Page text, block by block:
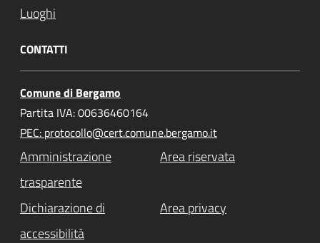
Luoghi
CONTATTI
Comune di Bergamo
Partita IVA: 00636460164
PEC: protocollo@cert.comune.bergamo.it
Amministrazione
trasparente
Area riservata
Dichiarazione di
accessibilità
Area privacy